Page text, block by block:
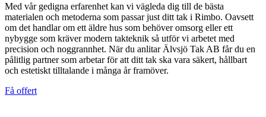
Med vår gedigna erfarenhet kan vi vägleda dig till de bästa
materialen och metoderna som passar just ditt tak i Rimbo. Oavsett
om det handlar om ett äldre hus som behöver omsorg eller ett
nybygge som kräver modern takteknik så utför vi arbetet med
precision och noggrannhet. När du anlitar Älvsjö Tak AB får du en
pålitlig partner som arbetar för att ditt tak ska vara säkert, hållbart
och estetiskt tilltalande i många år framöver.
Få offert